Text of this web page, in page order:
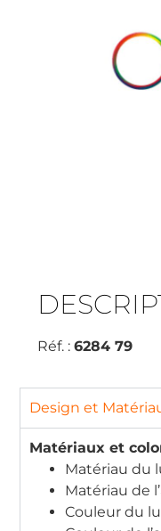
Réf. : 6284 79
Design et
Matériaux et
Matériau du
Matériau de
Couleur du